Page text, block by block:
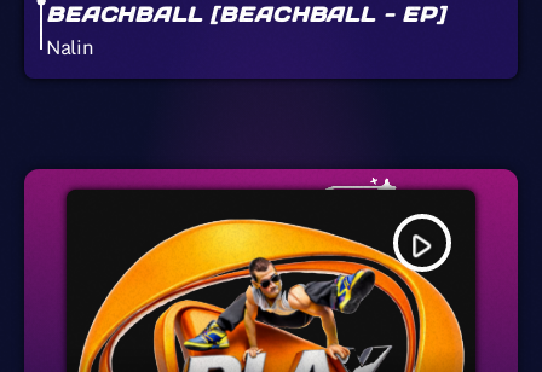
BEACHBALL [BEACHBALL - EP]
Nalin
play_arrow